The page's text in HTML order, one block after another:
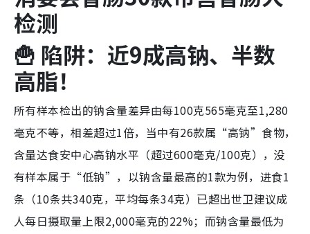
检测
🍟 陷阱：近9成高钠、半数
高脂！
所有样本检出的钠含量差异由每100克565毫克至1,280
毫克不等，相差超过1倍，当中有26款属“高钠”食物，
含量达食安中心高钠水平（超过600毫克/100克），没
有样本属于“低钠”，以钠含量最高的1款为例，进食1
条（10条共340克，平均每条34克）已超出世卫建议成
人每日摄取量上限2,000毫克的22%；而钠含量最低为